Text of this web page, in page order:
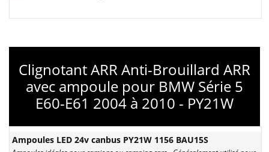
Clignotant ARR Anti-Brouillard ARR
avec ampoule pour BMW Série 5
E60-E61 2004 à 2010 - PY21W
Ampoules LED 24v canbus PY21W 1156 BAU15S